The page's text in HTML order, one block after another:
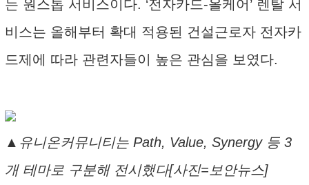
는 원스톱 서비스이다. ‘전자카드-올케어’ 렌탈 서
비스는 올해부터 확대 적용된 건설근로자 전자카
드제에 따라 관련자들이 높은 관심을 보였다.
▲유니온커뮤니티는 Path, Value, Synergy 등 3
개 테마로 구분해 전시했다[사진=보안뉴스]